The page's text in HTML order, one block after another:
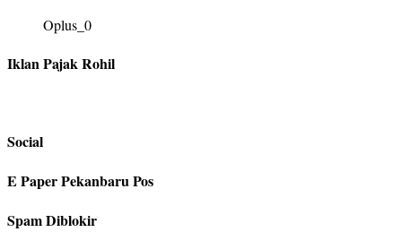
Oplus_0
Iklan Pajak Rohil
Social
E Paper Pekanbaru Pos
Spam Diblokir